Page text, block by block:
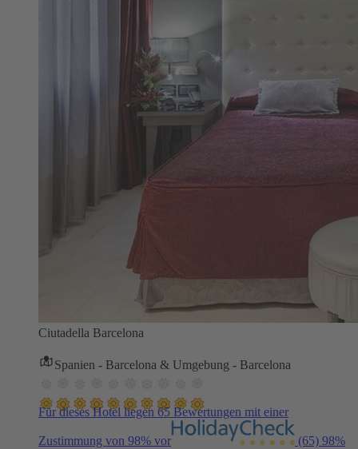
Ciutadella Barcelona
Spanien - Barcelona & Umgebung - Barcelona
Für dieses Hotel liegen 65 Bewertungen mit einer
Zustimmung von 98% vor (65) 98%